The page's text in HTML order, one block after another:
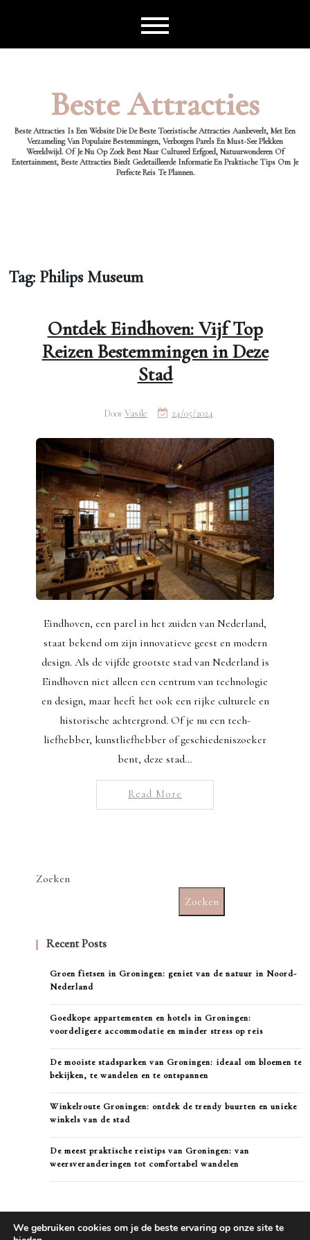
Beste Attracties
Beste Attracties Is Een Website Die De Beste Toeristische Attracties Aanbeveelt, Met Een
Verzameling Van Populaire Bestemmingen, Verborgen Parels En Must-See Plekken
Wereldwijd. Of Je Nu Op Zoek Bent Naar Cultureel Erfgoed, Natuurwonderen Of
Entertainment, Beste Attracties Biedt Gedetailleerde Informatie En Praktische Tips Om Je
Perfecte Reis Te Plannen.
Tag: Philips Museum
Ontdek Eindhoven: Vijf Top
Reizen Bestemmingen in Deze
Stad
DoorVasile 24/05/2024
Eindhoven, een parel in het zuiden van Nederland,
staat bekend om zijn innovatieve geest en modern
design. Als de vijfde grootste stad van Nederland is
Eindhoven niet alleen een centrum van technologie
en design, maar heeft het ook een rijke culturele en
historische achtergrond. Of je nu een tech-
liefhebber, kunstliefhebber of geschiedeniszoeker
bent, deze stad…
Read More
Zoeken
Zoeken
Recent Posts
Groen fietsen in Groningen: geniet van de natuur in Noord-
Nederland
Goedkope appartementen en hotels in Groningen:
voordeligere accommodatie en minder stress op reis
De mooiste stadsparken van Groningen: ideaal om bloemen te
bekijken, te wandelen en te ontspannen
Winkelroute Groningen: ontdek de trendy buurten en unieke
winkels van de stad
De meest praktische reistips van Groningen: van
weersveranderingen tot comfortabel wandelen
We gebruiken cookies om je de beste ervaring op onze site te